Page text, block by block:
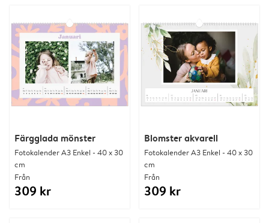
Färgglada mönster
Fotokalender A3 Enkel - 40 x 30
cm
Från
309 kr
Blomster akvarell
Fotokalender A3 Enkel - 40 x 30
cm
Från
309 kr